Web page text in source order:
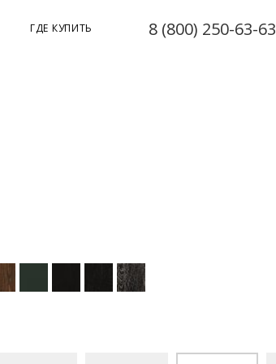
8 (800) 250-63-63
ГДЕ КУПИТЬ